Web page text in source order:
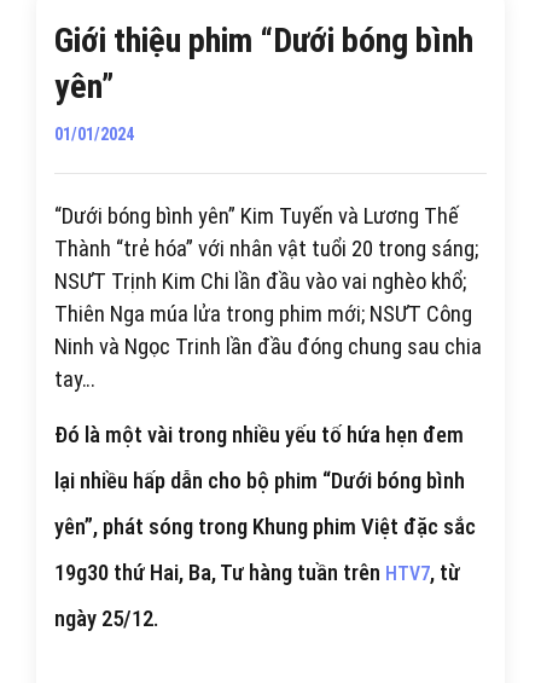
Giới thiệu phim “Dưới bóng bình
yên”
01/01/2024
“Dưới bóng bình yên” Kim Tuyến và Lương Thế
Thành “trẻ hóa” với nhân vật tuổi 20 trong sáng;
NSƯT Trịnh Kim Chi lần đầu vào vai nghèo khổ;
Thiên Nga múa lửa trong phim mới; NSƯT Công
Ninh và Ngọc Trinh lần đầu đóng chung sau chia
tay…
Đó là một vài trong nhiều yếu tố hứa hẹn đem
lại nhiều hấp dẫn cho bộ phim “Dưới bóng bình
yên”, phát sóng trong Khung phim Việt đặc sắc
19g30 thứ Hai, Ba, Tư hàng tuần trên HTV7, từ
ngày 25/12.